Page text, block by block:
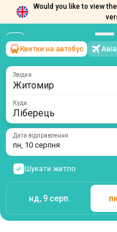
Would you like to view
Житомир→Ліберець
пн, 10 серпня/1 пасажир
Квитки на автобус
Звідки
Куди
Дата відправлення
пн, 10 серпня
Шукати житло
нд, 9 серп.